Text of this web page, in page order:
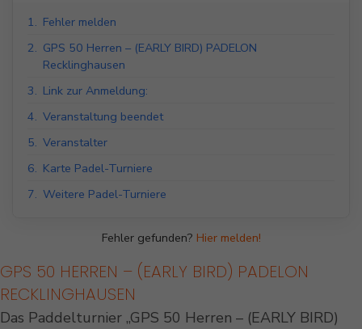
1. Fehler melden
2. GPS 50 Herren – (EARLY BIRD) PADELON
Recklinghausen
3. Link zur Anmeldung:
4. Veranstaltung beendet
5. Veranstalter
6. Karte Padel-Turniere
7. Weitere Padel-Turniere
Fehler gefunden? Hier melden!
GPS 50 HERREN – (EARLY BIRD) PADELON
RECKLINGHAUSEN
Das Paddelturnier „GPS 50 Herren – (EARLY BIRD)